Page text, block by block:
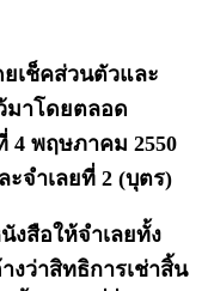
เช็คส่วนตัวและ
มาโดยตลอด
4 พฤษภาคม 2550
จำเลยที่ 2 (บุตร)
งสือให้จำเลยทั้ง
งว่าสิทธิการเช่าสิ้น